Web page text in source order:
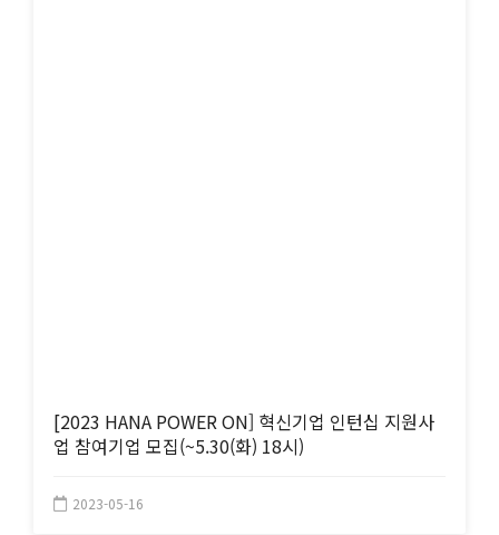
[2023 HANA POWER ON] 혁신기업 인턴십 지원사
업 참여기업 모집(~5.30(화) 18시)
2023-05-16